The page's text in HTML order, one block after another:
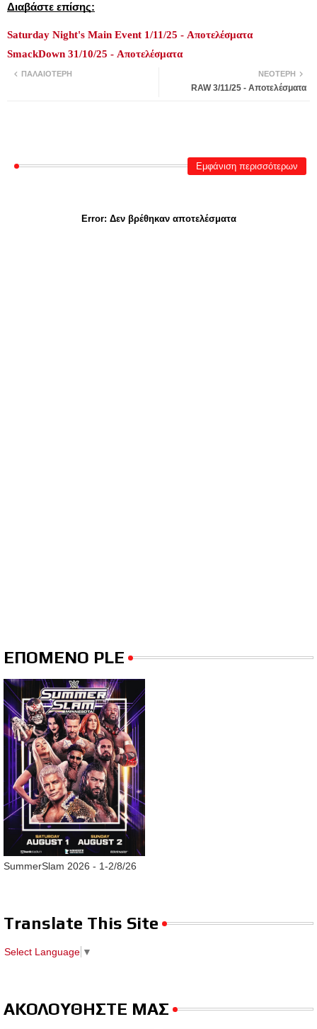
Διαβάστε επίσης:
Saturday Night's Main Event 1/11/25 - Αποτελέσματα
SmackDown 31/10/25 - Αποτελέσματα
ΝΕΌΤΕΡΗ
RAW 3/11/25 - Αποτελέσματα
ΠΑΛΑΙΌΤΕΡΗ
Εμφάνιση περισσότερων
Error: Δεν βρέθηκαν αποτελέσματα
ΕΠΟΜΕΝΟ PLE
SummerSlam 2026 - 1-2/8/26
Translate This Site
Select Language ▼
ΑΚΟΛΟΥΘΗΣΤΕ ΜΑΣ